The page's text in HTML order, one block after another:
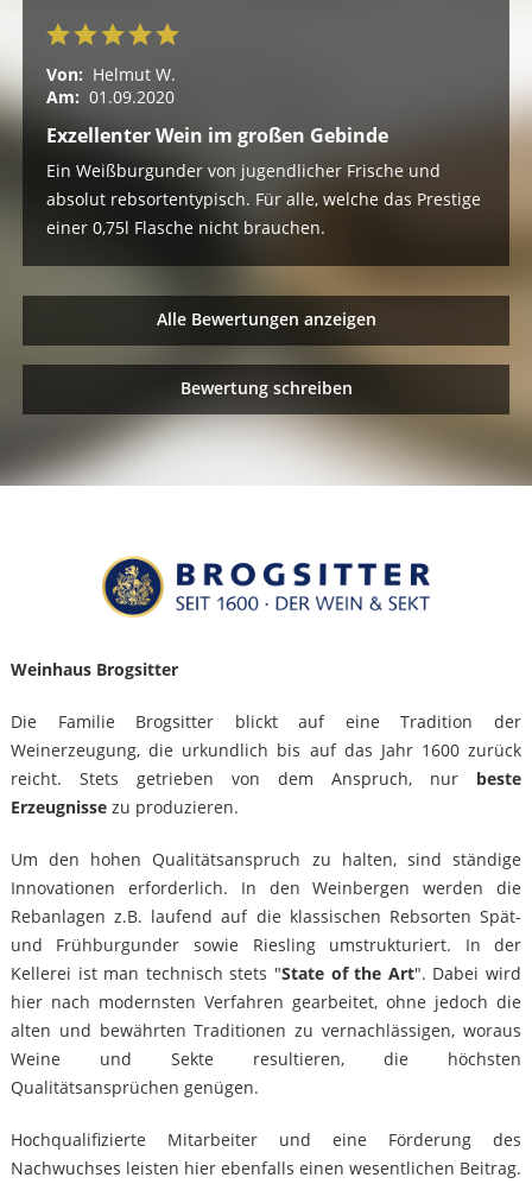
Von: Helmut W.
Am: 01.09.2020
Exzellenter Wein im großen Gebinde
Ein Weißburgunder von jugendlicher Frische und
absolut rebsortentypisch. Für alle, welche das Prestige
einer 0,75l Flasche nicht brauchen.
Alle Bewertungen anzeigen
Bewertung schreiben
Weinhaus Brogsitter
Die Familie Brogsitter blickt auf eine Tradition der
Weinerzeugung, die urkundlich bis auf das Jahr 1600 zurück
reicht. Stets getrieben von dem Anspruch, nur beste
Erzeugnissezu produzieren.
Um den hohen Qualitätsanspruch zu halten, sind ständige
Innovationen erforderlich. In den Weinbergen werden die
Rebanlagen z.B. laufend auf die klassischen Rebsorten Spät-
und Frühburgunder sowie Riesling umstrukturiert. In der
Kellerei ist man technisch stets "State of the Art". Dabei wird
hier nach modernsten Verfahren gearbeitet, ohne jedoch die
alten und bewährten Traditionen zu vernachlässigen, woraus
Weine und Sekte resultieren, die höchsten
Qualitätsansprüchen genügen.
Hochqualifizierte Mitarbeiter und eine Förderung des
Nachwuchses leisten hier ebenfalls einen wesentlichen Beitrag.